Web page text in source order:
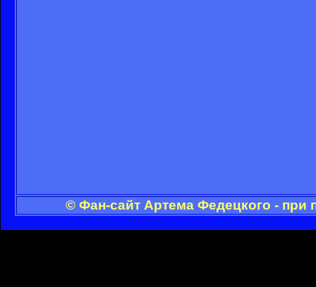
© Фан-сайт Артема Федецкого - при